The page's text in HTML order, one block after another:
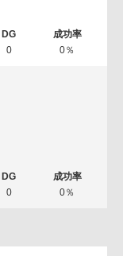
0 0％
0 0％